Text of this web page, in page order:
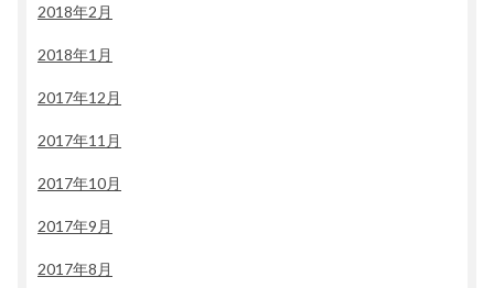
2018年2月
2018年1月
2017年12月
2017年11月
2017年10月
2017年9月
2017年8月